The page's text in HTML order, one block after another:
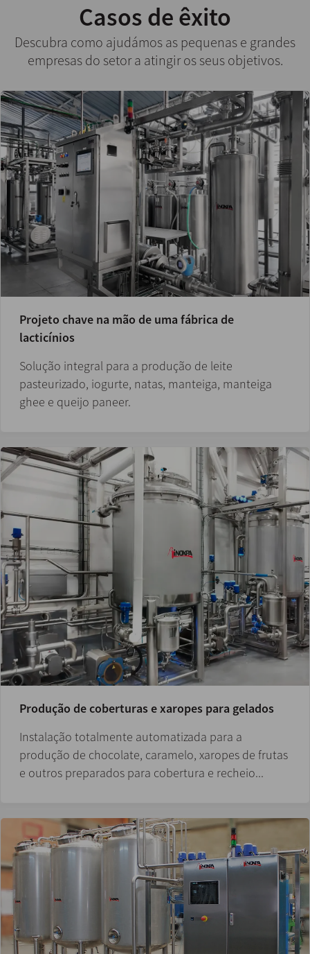
Casos de êxito
Descubra como ajudámos as pequenas e grandes
empresas do setor a atingir os seus objetivos.
Projeto chave na mão de uma fábrica de
lacticínios
Solução integral para a produção de leite
pasteurizado, iogurte, natas, manteiga, manteiga
ghee e queijo paneer.
Produção de coberturas e xaropes para gelados
Instalação totalmente automatizada para a
produção de chocolate, caramelo, xaropes de frutas
e outros preparados para cobertura e recheio...